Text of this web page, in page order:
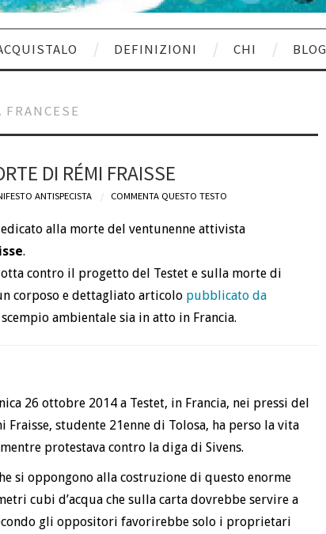
DEFINIZIONI CHI BLOG
DI RÉMI FRAISSE
ANTISPECISTA COMMENTA QUESTO TESTO
alla morte del ventunenne attivista
.
contro il progetto del Testet e sulla morte di
corposo e dettagliato articolo pubblicato da
ambientale sia in atto in Francia.
26 ottobre 2014 a Testet, in Francia, nei pressi del
Fraisse, studente 21enne di Tolosa, ha perso la vita
protestava contro la diga di Sivens.
si oppongono alla costruzione di questo enorme
cubi d’acqua che sulla carta dovrebbe servire a
gli oppositori favorirebbe solo i proprietari